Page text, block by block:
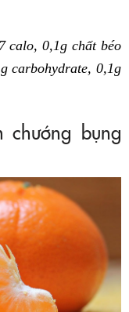
calo, 0,1g chất béo
carbohydrate, 0,1g
chướng bụng